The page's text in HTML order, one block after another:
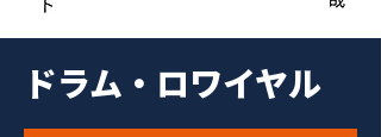
ドラム・ロワイヤル